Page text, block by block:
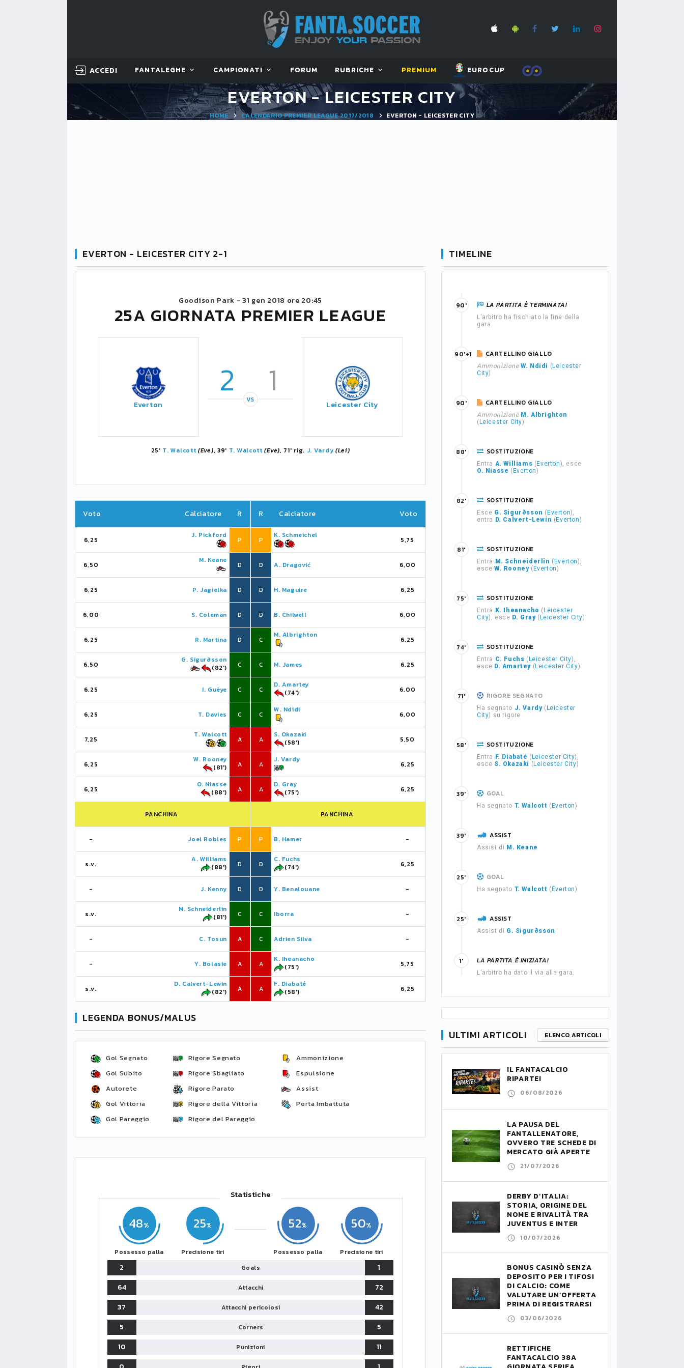
ACCEDI FANTALEGHE CAMPIONATI FORUM RUBRICHE PREMIUM EUROCUP
EVERTON - LEICESTER CITY
HOME CALENDARIO PREMIER LEAGUE 2017/2018 EVERTON - LEICESTER CITY
EVERTON - LEICESTER CITY 2-1
Goodison Park -31 gen 2018 ore 20:45
25A GIORNATA PREMIER LEAGUE
Everton
2 1
VS Leicester City
25' T. Walcott (Eve), 39' T. Walcott (Eve), 71' rig. J. Vardy (Lei)
Voto Calciatore R
6,25
J. Pickford
P
6,50
M. Keane
D
6,25 P. Jagielka D
6,00 S. Coleman D
6,25 R. Martina D
6,50
G. Sigurðsson
(82')
C
6,25 I. Guèye C
6,25 T. Davies C
7,25
T. Walcott
A
6,25
W. Rooney
(81')
A
6,25
O. Niasse
(88')
A
PANCHINA
- Joel Robles P
s.v.
A. Williams
(88')
D
- J. Kenny D
s.v.
M. Schneiderlin
(81')
C
- C. Tosun A
- Y. Bolasie A
s.v.
D. Calvert-Lewin
(82')
A
R Calciatore Voto
P
K. Schmeichel
5,75
D A. Dragović 6,00
D H. Maguire 6,25
D B. Chilwell 6,00
C
M. Albrighton
6,25
C M. James 6,25
C
D. Amartey
(74')
6,00
C
W. Ndidi
6,00
A
S. Okazaki
(58')
5,50
A
J. Vardy
6,25
A
D. Gray
(75')
6,25
PANCHINA
P B. Hamer -
D
C. Fuchs
(74')
6,25
D Y. Benalouane -
C Iborra -
C Adrien Silva -
A
K. Iheanacho
(75')
5,75
A
F. Diabaté
(58')
6,25
LEGENDA BONUS/MALUS
Gol Segnato
Gol Subito
Autorete
Gol Vittoria
Gol Pareggio
Rigore Segnato
Rigore Sbagliato
Rigore Parato
Rigore della Vittoria
Rigore del Pareggio
Ammonizione
Espulsione
Assist
Porta Imbattuta
Statistiche
48
Possesso palla
25
Precisione tiri
52
Possesso palla
50
Precisione tiri
2 Goals
1
64
Attacchi
72
37
Attacchi pericolosi
42
5
Corners
5
10
Punizioni
11
TIMELINE
LA PARTITA È TERMINATA!
L'arbitro ha fischiato la fine della
gara.
90'
CARTELLINO GIALLO
Ammonizione W. Ndidi ( Leicester
City)
90'+1
CARTELLINO GIALLO
Ammonizione M. Albrighton
( Leicester City)
90'
SOSTITUZIONE
Entra A. Williams ( Everton), esce
O. Niasse ( Everton)
88'
SOSTITUZIONE
Esce G. Sigurðsson ( Everton),
entra
D. Calvert-Lewin ( Everton)
82'
SOSTITUZIONE
Entra M. Schneiderlin ( Everton),
esce W. Rooney( Everton)
81'
SOSTITUZIONE
Entra K. Iheanacho ( Leicester
City), esce D. Gray( Leicester City)
75'
SOSTITUZIONE
Entra C. Fuchs ( Leicester City),
esce D. Amartey ( Leicester City)
74'
RIGORE SEGNATO
Ha segnato J. Vardy( Leicester
City) su rigore
71'
SOSTITUZIONE
Entra F. Diabaté ( Leicester City),
esce S. Okazaki ( Leicester City)
58'
GOAL
Ha segnato T. Walcott ( Everton)
39'
ASSIST
Assist di M. Keane
39'
GOAL
Ha segnato T. Walcott ( Everton)
25'
ASSIST
Assist di G. Sigurðsson
25'
LA PARTITA È INIZIATA!
L'arbitro ha dato il via alla gara.
1'
ULTIMI ARTICOLI ELENCO ARTICOLI
IL FANTACALCIO
RIPARTE!
06/08/2026
LA PAUSA DEL
FANTALLENATORE,
OVVERO TRE SCHEDE DI
MERCATO GIÀ APERTE
21/07/2026
DERBY D’ITALIA:
STORIA, ORIGINE DEL
NOME E RIVALITÀ TRA
JUVENTUS E INTER
10/07/2026
BONUS CASINÒ SENZA
DEPOSITO PER I TIFOSI
DI CALCIO: COME
VALUTARE UN’OFFERTA
PRIMA DI REGISTRARSI
03/06/2026
RETTIFICHE
FANTACALCIO 38A